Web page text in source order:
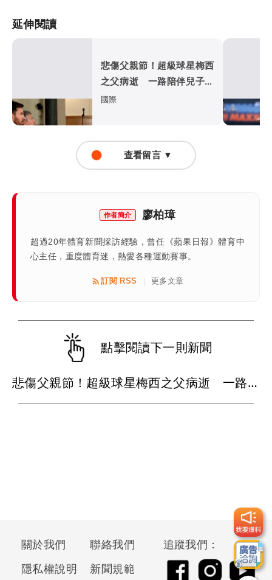
延伸閱讀
悲傷父親節！超級球星梅西
之父病逝 一路陪伴兒子闖
蕩足壇
國際
查看留言 ▼
作者簡介 廖柏璋
超過20年體育新聞採訪經驗，曾任《蘋果日報》體育中
心主任，重度體育迷，熱愛各種運動賽事。
訂閱 RSS | 更多文章
點擊閱讀下一則新聞
悲傷父親節！超級球星梅西之父病逝 一路陪伴兒子闖蕩足壇
關於我們
聯絡我們
隱私權說明
新聞規範
追蹤我們：